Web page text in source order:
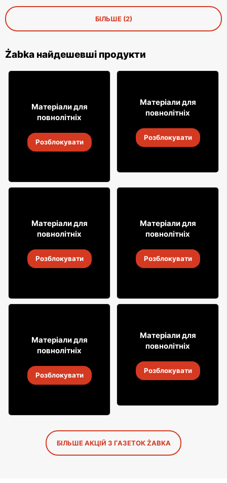
БІЛЬШЕ (2)
Żabka найдешевші продукти
49
Алкогольні напої Soplica
18 серп. 2026
Матеріали для
повнолітніх
Розблокувати
1699
18 серп. 2026
Матеріали для
повнолітніх
Розблокувати
7 99
Випий Captain Morgan
18 серп. 2026
Матеріали для
повнолітніх
Розблокувати
2999
Горілка Żołądkowa Gorzka
18 серп. 2026
Матеріали для
повнолітніх
Розблокувати
3199
Алкогольні напої Soplica
18 серп. 2026
Матеріали для
повнолітніх
Розблокувати
49 99
18 серп. 2026
Матеріали для
повнолітніх
Розблокувати
БІЛЬШЕ АКЦІЙ З ГАЗЕТОК ŻABKA